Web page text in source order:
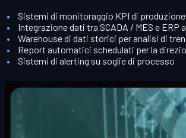
Sistemi di monitoraggio KPI di produzione
Integrazione dati tra SCADA / MES e ERP
Warehouse di dati storici per analisi di
Report automatici schedulati per la
Sistemi di alerting su soglie di processo